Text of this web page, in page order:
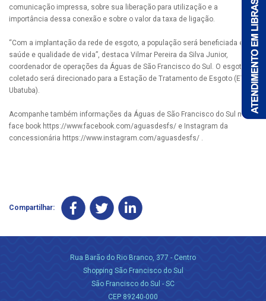
comunicação impressa, sobre sua liberação para utilização e a
importância dessa conexão e sobre o valor da taxa de ligação.
“Com a implantação da rede de esgoto, a população será beneficiada em
saúde e qualidade de vida”, destaca Vilmar Pereira da Silva Junior,
coordenador de operações da Águas de São Francisco do Sul. O esgoto
coletado será direcionado para a Estação de Tratamento de Esgoto (ETE
Ubatuba).
Acompanhe também informações da Águas de São Francisco do Sul no
face book https://www.facebook.com/aguasdesfs/ e Instagram da
concessionária https://www.instagram.com/aguasdesfs/ .
Compartilhar:
Rua Barão do Rio Branco, 377 - Centro
Shopping São Francisco do Sul
São Francisco do Sul - SC
CEP 89240-000